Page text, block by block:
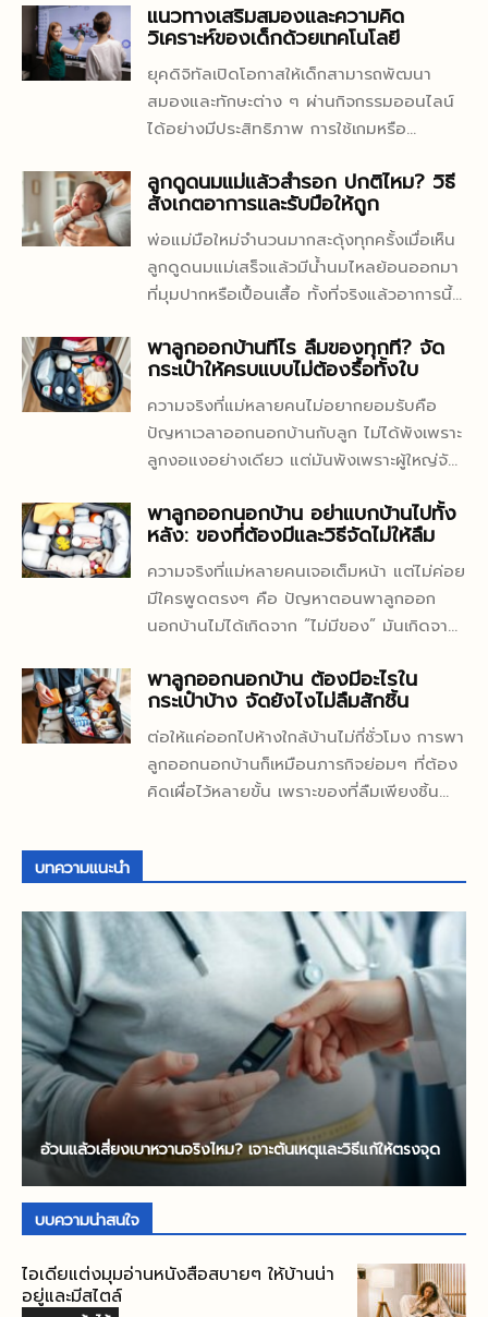
เรียนรู้ที่กำลังเป็นที่ต้องการของโลก ที่ควรจะ
ปลูกฝังในตัวเด็กตั้งแต่ยังเล็กๆ แล้วทักษะ
STEM คืออะไร ช่วยพัฒนาเด็กได้อย่างไร เรา
มาหาคำตอบไปพร้อมๆกัน ทักษะ STEM คือ
อะไร? STEM นั้นมาจากอักษรตัวแรกของ 4
เทคโนโลยี (Technology) วิศวกรรมศาสตร์
(Engineering) และคณิตศาสตร์
(Mathematics)...
แนวทางเสริมสมองและความคิด
วิเคราะห์ของเด็กด้วยเทคโนโลยี
ยุคดิจิทัลเปิดโอกาสให้เด็กสามารถพัฒนา
สมองและทักษะต่าง ๆ ผ่านกิจกรรมออนไลน์
ได้อย่างมีประสิทธิภาพ การใช้เกมหรือ
เด็กเรียนรู้การคิดวิเคราะห์ การแก้ปัญหา และ
ความคิดสร้างสรรค์ตั้งแต่ยังเล็ก การสร้าง
เสริม IQ ด้วยดิจิทัลไม่ใช่เพียงแค่ให้เด็กเล่น
เกม แต่เป็นการเลือกเครื่องมือที่เหมาะสมกับวัย
จัดสรรเวลาให้สมดุล และมีผู้ปกครองร่วม
และสนุกสนานไปพร้อมกัน ทำไมการสร้าง
เสริม IQ ลูกด้วยดิจิทัลจึงสำคัญในยุคนี้ โลก
ในปัจจุบันเปลี่ยนแปลงอย่างรวดเร็ว การ
พัฒนาสมองเด็กให้พร้อมรับเทคโนโลยีและ
การเรียนรู้ใหม่ ๆ จึงมีความสำคัญ การใช้
และความสามารถในการแก้ปัญหา เด็กที่ได้รับ
การกระตุ้นด้วยกิจกรรมดิจิทัลจะสามารถปรับ
ตัวเข้ากับสถานการณ์ใหม่ ๆ ได้ดี...
ลูกดูดนมแม่แล้วสำรอก ปกติไหม? วิธี
สังเกตอาการและรับมือให้ถูก
พ่อแม่มือใหม่จำนวนมากสะดุ้งทุกครั้งเมื่อเห็น
ลูกดูดนมแม่เสร็จแล้วมีน้ำนมไหลย้อนออกมา
ที่มุมปากหรือเปื้อนเสื้อ ทั้งที่จริงแล้วอาการนี้
เดือนแรก และในหลายกรณี ลูกสำรอกหลังดูด
นม ไม่ได้แปลว่าป่วยเสมอไป แต่เป็นผลจาก
ระบบย่อยอาหารที่ยังพัฒนาไม่เต็มที่ อย่างไร
ก็ดี ความกังวลของคนเป็นพ่อแม่ก็ไม่ใช่เรื่อง
เกินเหตุ เพราะ “สำรอก” อาจเป็นได้ตั้งแต่
ควรให้แพทย์ตรวจ บทความนี้จะพาไล่ดูตั้งแต่
สาเหตุ วิธีสังเกตว่าแบบไหนยังปกติ ไปจนถึง
วิธีรับมือที่ช่วยให้ลูกสบายท้องขึ้นจริงในชีวิต
ประจำวันทำไมทารกถึงสำรอกหลังดูดนมแม่
สาเหตุหลักมักมาจากหูรูดระหว่างหลอดอาหาร
กินนมแล้วกระเพาะถูกเติมเต็มเร็ว น้ำนมจึงไหล
ย้อนกลับขึ้นมาได้ง่าย โดยเฉพาะถ้าลูกดูดไว
กลืนลมเยอะ หรือถูกจับเปลี่ยนท่าทันทีหลังมื้อ
อาหาร...
พาลูกออกบ้านทีไร ลืมของทุกที? จัด
กระเป๋าให้ครบแบบไม่ต้องรื้อทั้งใบ
ความจริงที่แม่หลายคนไม่อยากยอมรับคือ
ปัญหาเวลาออกนอกบ้านกับลูก ไม่ได้พังเพราะ
ลูกงอแงอย่างเดียว แต่มันพังเพราะผู้ใหญ่จัด
หมด แล้วพอถึงเวลาต้องใช้จริง กลับควานไม่
เจอ ทิชชูเปียกอยู่ก้นกระเป๋า เสื้อสำรองยัดปน
กับขวดนม ถุงใส่ผ้าเปื้อนหายไปไหนไม่รู้
สุดท้ายยืนเหงื่อตกอยู่หน้าห้องน้ำ ลูกดิ้น มือก็
ไม่ว่างอีกข้าง ที่น่าหงุดหงิดกว่าคือข้อมูลใน
ยาวเป็นหางว่าว ราวกับทุกบ้านต้องแบกครึ่ง
ห้องเด็กออกไปด้วยกันหมด ทั้งที่โจทย์จริง
ไม่ใช่ “ต้องเอาอะไรไปบ้าง” อย่างเดียว แต่คือ
“ต้องหยิบอะไรให้เจอทันที”...
พาลูกออกนอกบ้าน อย่าแบกบ้านไปทั้ง
หลัง: ของที่ต้องมีและวิธีจัดไม่ให้ลืม
ความจริงที่แม่หลายคนเจอเต็มหน้า แต่ไม่ค่อย
มีใครพูดตรงๆ คือ ปัญหาตอนพาลูกออก
นอกบ้านไม่ได้เกิดจาก “ไม่มีของ” มันเกิดจาก
หิวจริง ผ้าอ้อมดันอยู่ก้นกระเป๋า ตอนลูกเลอะ
จริง ทิชชูเปียกดันหาย ตอนร้องลั่นร้านกาแฟ
ของเล่นชิ้นที่ช่วยชีวิตดันกองอยู่บ้าน เช็กลิสต์
ยาวเป็นหางว่าวไม่ได้ช่วย ถ้ามันทำให้คุณต้อง
คุ้ยกระเป๋าเหมือนคนกำลังงมหูฟังในสายไฟพัน
พาลูกออกนอกบ้าน ต้องมีอะไรใน
กระเป๋าบ้าง จัดยังไงไม่ลืมสักชิ้น
ต่อให้แค่ออกไปห้างใกล้บ้านไม่กี่ชั่วโมง การพา
ลูกออกนอกบ้านก็เหมือนภารกิจย่อมๆ ที่ต้อง
คิดเผื่อไว้หลายขั้น เพราะของที่ลืมเพียงชิ้น
ควรมีอะไรอยู่ในนั้นบ้าง และจัดอย่างไรให้ไม่
รื้อหาทุกครั้งที่ลูกงอแง หัวใจของเรื่องนี้ไม่ใช่
การพกของให้เยอะที่สุด แต่คือการพกให้ พอดี
ใช้จริง และหยิบทันเวลา ยิ่งจัดเป็นระบบมาก
เท่าไร คุณแม่ก็ยิ่งเบาแรงและมีสมาธิกับลูก
มากขึ้น บทความนี้จะไล่ตั้งแต่ของจำเป็นพื้น
ฐาน ไปจนถึงวิธีจัดกระเป๋าแบบไม่ลืม...
บทความแนะนำ
อ้วนแล้วเสี่ยงเบาหวานจริงไหม? เจาะต้นเหตุและวิธีแก้ให้ตรงจุด
บบความน่าสนใจ
ไอเดียแต่งมุมอ่านหนังสือสบายๆ ให้บ้านน่า
อยู่และมีสไตล์